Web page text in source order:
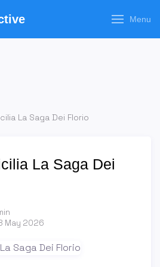
Menu
La Saga Dei Florio
La Saga Dei
May 2026